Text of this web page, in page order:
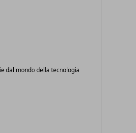
dal mondo della tecnologia